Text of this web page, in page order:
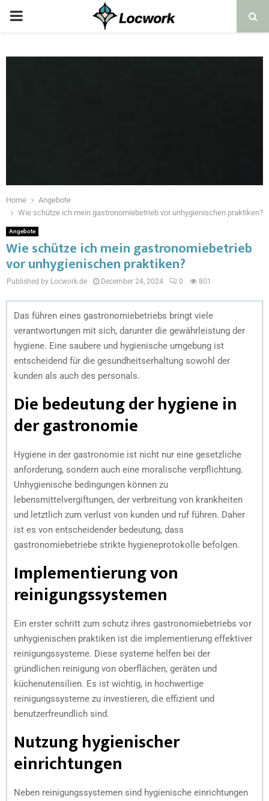
Home
Angebote
Wie schütze ich mein gastronomiebetrieb vor unhygienischen praktiken?
Angebote
Wie schütze ich mein gastronomiebetrieb
vor unhygienischen praktiken?
Published by Locwork.de December 24, 2024 0 801
Das führen eines gastronomiebetriebs bringt viele
verantwortungen mit sich, darunter die gewährleistung der
hygiene. Eine saubere und hygienische umgebung ist
entscheidend für die gesundheitserhaltung sowohl der
kunden als auch des personals.
Die bedeutung der hygiene in
der gastronomie
Hygiene in der gastronomie ist nicht nur eine gesetzliche
anforderung, sondern auch eine moralische verpflichtung.
Unhygienische bedingungen können zu
lebensmittelvergiftungen, der verbreitung von krankheiten
und letztlich zum verlust von kunden und ruf führen. Daher
ist es von entscheidender bedeutung, dass
gastronomiebetriebe strikte hygieneprotokolle befolgen.
Implementierung von
reinigungssystemen
Ein erster schritt zum schutz ihres gastronomiebetriebs vor
unhygienischen praktiken ist die implementierung effektiver
reinigungssysteme. Diese systeme helfen bei der
gründlichen reinigung von oberflächen, geräten und
küchenutensilien. Es ist wichtig, in hochwertige
reinigungssysteme zu investieren, die effizient und
benutzerfreundlich sind.
Nutzung hygienischer
einrichtungen
Neben reinigungssystemen sind hygienische einrichtungen